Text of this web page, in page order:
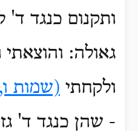
ותקנום כנגד ד'
גאולה: והוצאתי
ולקחתי (שמות
- שהן כנגד ד'